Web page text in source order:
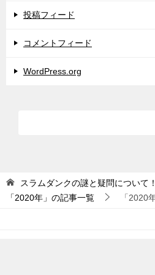
投稿フィード
コメントフィード
WordPress.org
スラムダンクの謎と疑問について！
「2020年」の記事一覧
「2020